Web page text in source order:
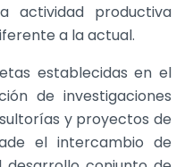
productiva
a la actual.
establecidas en el
de investigaciones
y proyectos de
el intercambio de